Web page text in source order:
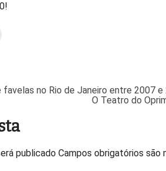
favelas no Rio de Janeiro entre 2007 e
O Teatro do
publicado Campos obrigatórios são